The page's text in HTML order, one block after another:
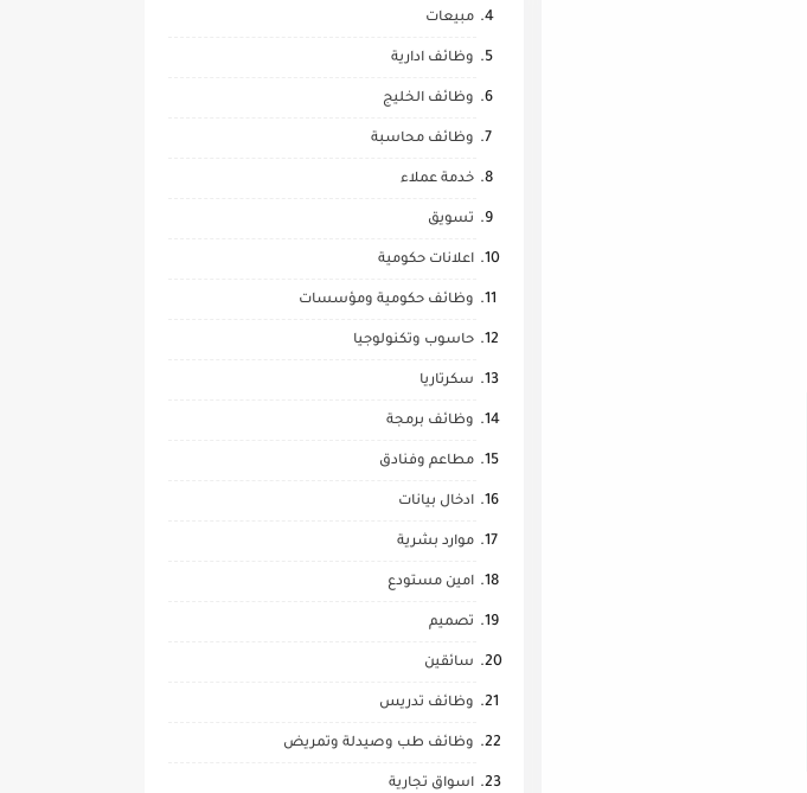
مبيعات
وظائف ادارية
وظائف الخليج
وظائف محاسبة
خدمة عملاء
تسويق
اعلانات حكومية
وظائف حكومية ومؤسسات
حاسوب وتكنولوجيا
سكرتاريا
وظائف برمجة
مطاعم وفنادق
ادخال بيانات
موارد بشرية
امين مستودع
تصميم
سائقين
وظائف تدريس
وظائف طب وصيدلة وتمريض
اسواق تجارية